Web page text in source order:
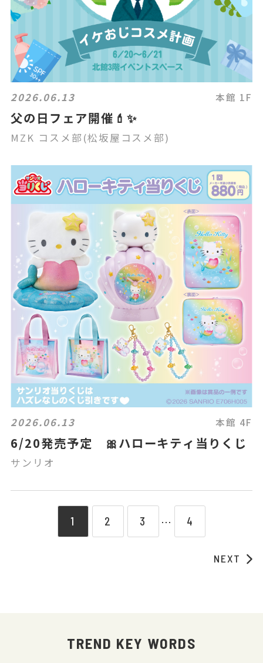
2026.06.13 本館 1F
父の日フェア開催💄✨
MZK コスメ部(松坂屋コスメ部)
2026.06.13 本館 4F
6/20発売予定 🎀ハローキティ当りくじ
サンリオ
1 2 3 ⋯ 4
NEXT
TREND KEY WORDS